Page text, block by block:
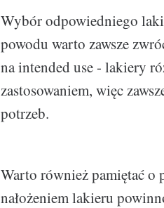
Wybór odpowiedniego
powodu warto zawsze
na intended use - lakiery
zastosowaniem, więc
potrzeb.
Warto również pamiętać o
nałożeniem lakieru